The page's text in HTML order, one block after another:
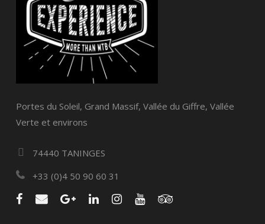
Portes du Soleil, Grand Massif, Vallée du Giffre, Vallée
Verte et environs
74440 TANINGES
+33 (0)4 50 90 60 31